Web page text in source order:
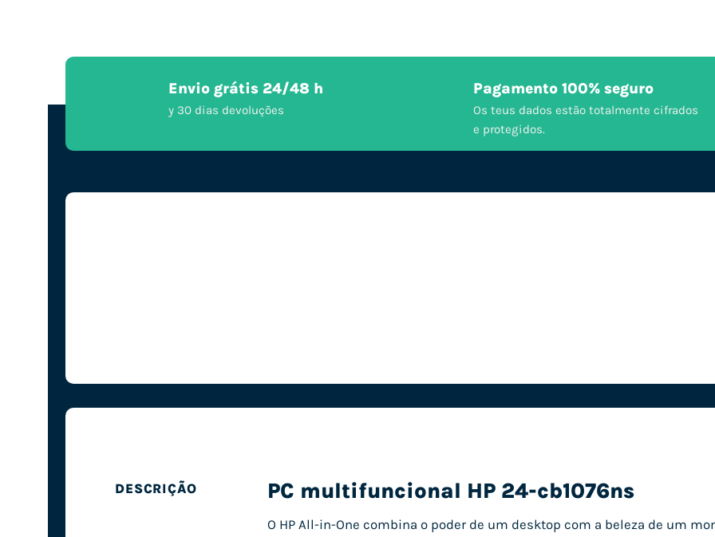
Envio grátis 24/48 h
y 30 dias devoluções
Pagamento 100% seguro
Os teus dados estão totalmente cifrados
e protegidos.
DESCRIÇÃO PC multifuncional HP 24-cb1076ns
O HP All-in-One combina o poder de um desktop com a beleza de um